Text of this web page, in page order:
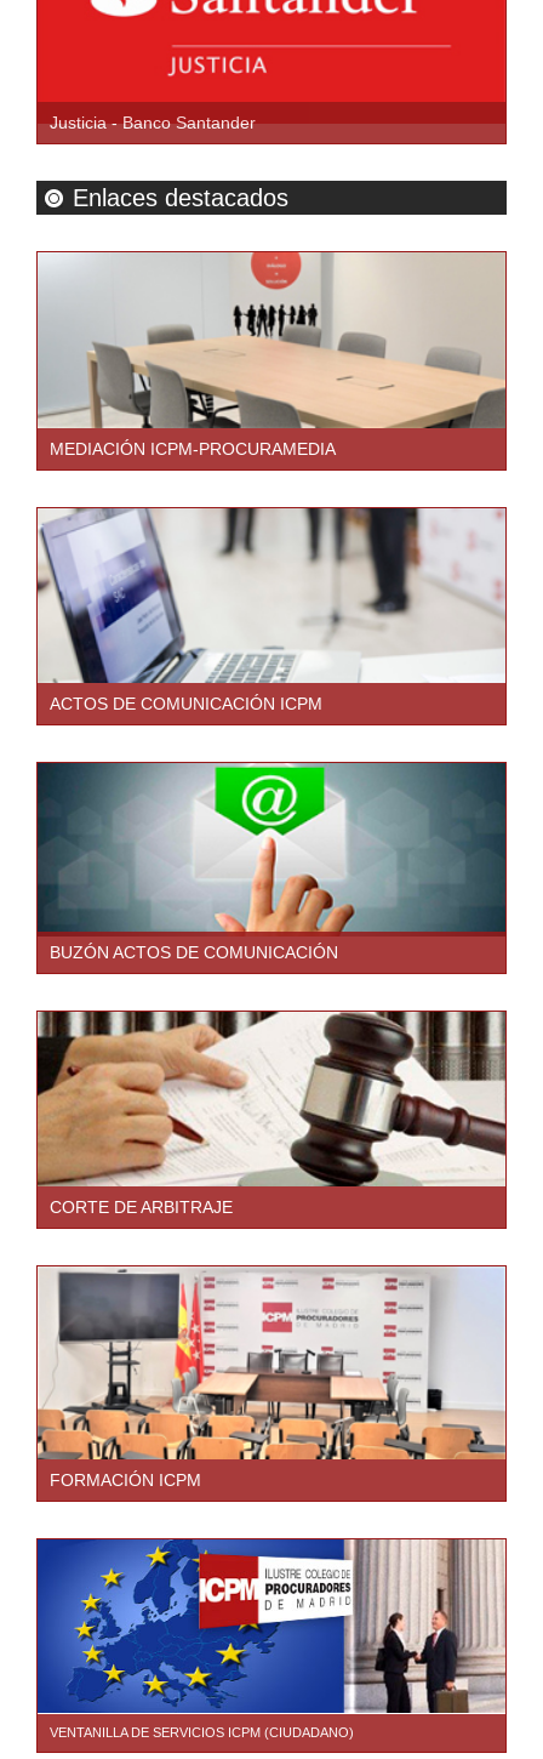
Justicia - Banco Santander
Enlaces destacados
MEDIACIÓN ICPM-PROCURAMEDIA
ACTOS DE COMUNICACIÓN ICPM
BUZÓN ACTOS DE COMUNICACIÓN
CORTE DE ARBITRAJE
FORMACIÓN ICPM
VENTANILLA DE SERVICIOS ICPM (CIUDADANO)